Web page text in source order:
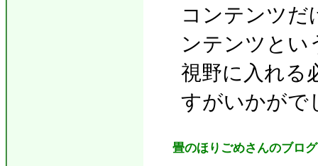
コンテンツだ
ンテンツとい
視野に入れる
すがいかがで
畳のほりごめさんのブロ